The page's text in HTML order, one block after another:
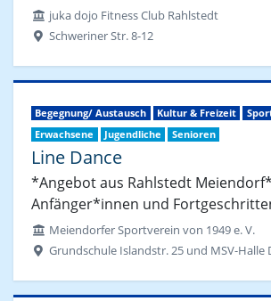
juka dojo Fitness Club Rahlstedt
Schweriner Str. 8-12
Begegnung/ Austausch Kultur & Freizeit
Erwachsene
Jugendliche Senioren
Line Dance
*Angebot aus Rahlstedt
Anfänger*innen und
Meiendorfer Sportverein von 1949 e. V.
Grundschule Islandstr. 25 und MSV-Halle